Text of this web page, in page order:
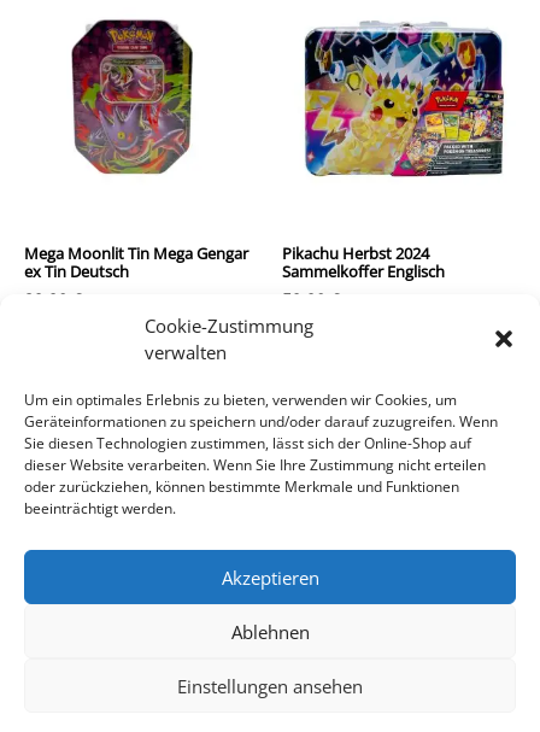
Cookie-Zustimmung
verwalten
Um ein optimales Erlebnis zu bieten, verwenden wir Cookies, um
Geräteinformationen zu speichern und/oder darauf zuzugreifen. Wenn
Sie diesen Technologien zustimmen, lässt sich der Online-Shop auf
dieser Website verarbeiten. Wenn Sie Ihre Zustimmung nicht erteilen
oder zurückziehen, können bestimmte Merkmale und Funktionen
beeinträchtigt werden.
Akzeptieren
Ablehnen
Einstellungen ansehen
Mega Moonlit Tin Mega Gengar
ex Tin Deutsch
29,90 €
In den Warenkorb
Pikachu Herbst 2024
Sammelkoffer Englisch
59,90 €
inkl. MwSt.
In den Warenkorb
Impressum/Kontakt
AGB